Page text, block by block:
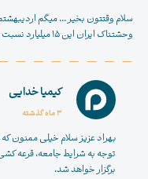
سلام وقتتون بخیر ... میگم
وحشتناک ایران این ۱۵ میلیارد نسبت به بهمن ماه ارزشش نصف شده
کیمیا خدایی
3 ماه گذشته
بهراد عزیز سلام خیلی ممنون
توجه به شرایط جامعه، قرعه کشی
برگزار خواهد شد.